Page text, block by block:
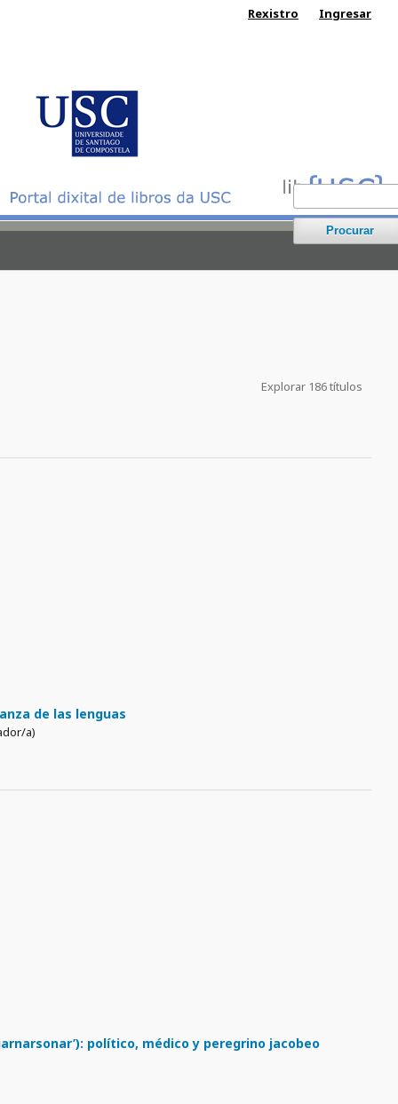
Procurar
Rexistro Ingresar
Explorar 186 títulos
de las lenguas
a)
político, médico y peregrino jacobeo